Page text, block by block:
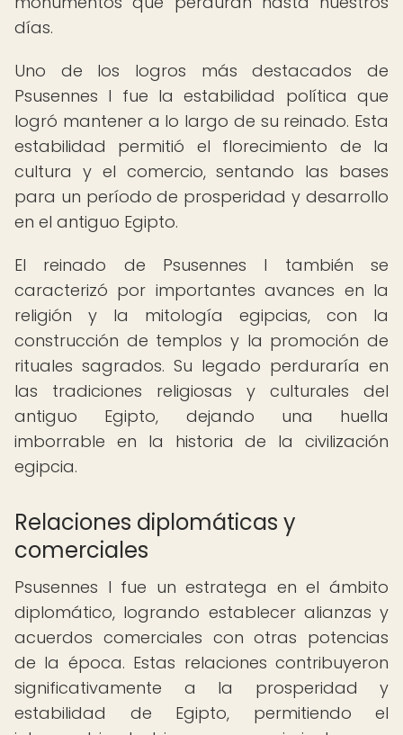
días.
Uno de los logros más destacados de
Psusennes I fue la estabilidad política que
logró mantener a lo largo de su reinado. Esta
estabilidad permitió el florecimiento de la
cultura y el comercio, sentando las bases
para un período de prosperidad y desarrollo
en el antiguo Egipto.
El reinado de Psusennes I también se
caracterizó por importantes avances en la
religión y la mitología egipcias, con la
construcción de templos y la promoción de
rituales sagrados. Su legado perduraría en
las tradiciones religiosas y culturales del
antiguo Egipto, dejando una huella
imborrable en la historia de la civilización
egipcia.
Relaciones diplomáticas y
comerciales
Psusennes I fue un estratega en el ámbito
diplomático, logrando establecer alianzas y
acuerdos comerciales con otras potencias
de la época. Estas relaciones contribuyeron
significativamente a la prosperidad y
estabilidad de Egipto, permitiendo el